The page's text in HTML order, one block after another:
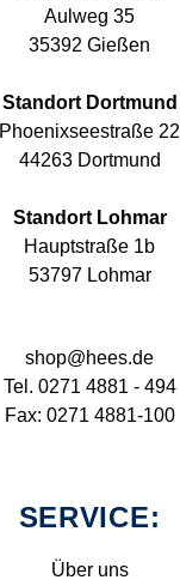
Aulweg 35
35392 Gießen
Standort Dortmund
Phoenixseestraße 22
44263 Dortmund
Standort Lohmar
Hauptstraße 1b
53797 Lohmar
shop@hees.de
Tel. 0271 4881 - 494
Fax: 0271 4881-100
SERVICE:
Über uns